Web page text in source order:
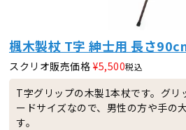
楓木製杖 T字 紳士用 長さ
スクリオ販売価格 ¥5,500税込
T字グリップの木製1本杖です。グリ
ードサイズなので、男性の方や手の
す。